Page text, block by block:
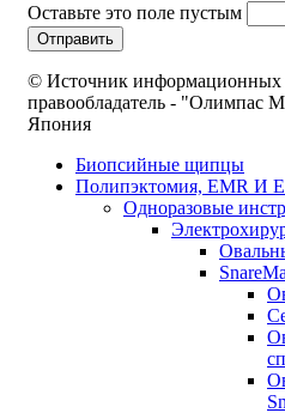
Оставьте это поле пустым
© Источник информационных
правообладатель - "Олимпас
Япония
Биопсийные щипцы
Полипэктомия, EMR И
Одноразовые